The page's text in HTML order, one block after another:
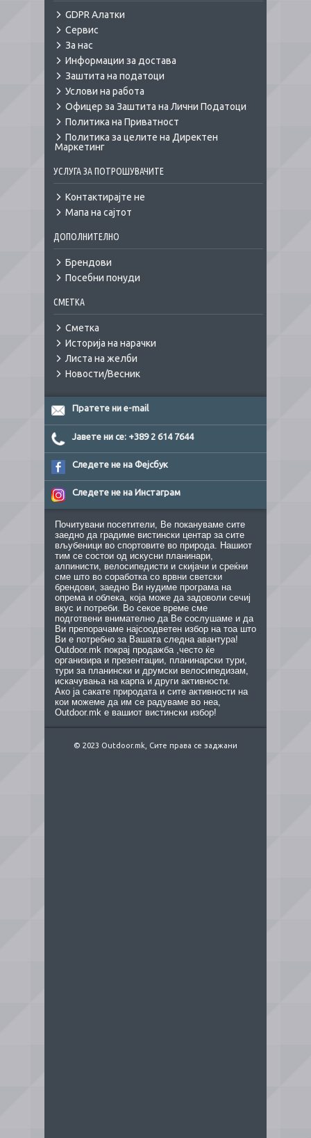
GDPR Алатки
Сервис
За нас
Информации за достава
Заштита на податоци
Услови на работа
Офицер за Заштита на Лични Податоци
Политика на Приватност
Политика за целите на Директен
Маркетинг
УСЛУГА ЗА ПОТРОШУВАЧИТЕ
Контактирајте не
Мапа на сајтот
ДОПОЛНИТЕЛНО
Брендови
Посебни понуди
СМЕТКА
Сметка
Историја на нарачки
Листа на желби
Новости/Весник
Пратете ни e-mail
Јавете ни се: +389 2 614 7644
Следете не на Фејсбук
Следете не на Инстаграм
Почитувани посетители, Ве покануваме сите
заедно да градиме вистински центар за сите
вљубеници во спортовите во природа. Нашиот
тим се состои од искусни планинари,
алпинисти, велосипедисти и скијачи и среќни
сме што во соработка со врвни светски
брендови, заедно Ви нудиме програма на
опрема и облека, која може да задоволи сечиј
вкус и потреби. Во секое време сме
подготвени внимателно да Ве сослушаме и да
Ви препорачаме најсоодветен избор на тоа што
Ви е потребно за Вашата следна авантура!
Outdoor.mk покрај продажба ,често ќе
организира и презентации, планинарски тури,
тури за планински и друмски велосипедизам,
искачувања на карпа и други активности.
Ако ја сакате природата и сите активности на
кои можеме да им се радуваме во неа,
Outdoor.mk е вашиот вистински избор!
© 2023 Outdoor.mk, Сите права се заджани